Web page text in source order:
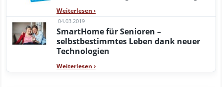
Weiterlesen ›
04.03.2019
SmartHome für Senioren –
selbstbestimmtes Leben dank neuer
Technologien
Weiterlesen ›